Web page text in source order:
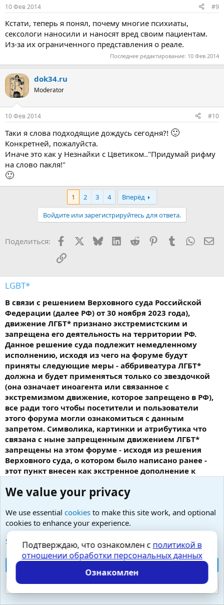
10 Фев 2014 #9
Кстати, теперь я понял, почему многие психиаты,
сексологи наносили и наносят вред своим пациентам.
Из-за их ограниченного представления о реале.
Последнее редактирование: 10 Фев 2014
dok34.ru
Moderator
10 Фев 2014 #10
Таки я слова подходящие дождусь сегодня?! 🙂
Конкретней, пожалуйста.
Иначе это как у Незнайки с Цветиком.."Придумай рифму
на слово пакля!"
🙂
1 2 3 4
Вперёд
Войдите или зарегистрируйтесь для ответа.
Поделиться: Facebook BlueskyLinkedIn
Reddit PinterestTumblr
Ссылка
LGBT*
В связи с решением Верховного суда Российской
Федерации (далее РФ) от 30 ноября 2023 года),
движение ЛГБТ* признано экстремистским и
запрещена его деятельность на территории РФ.
Данное решение суда подлежит немедленному
исполнению, исходя из чего на форуме будут
приняты следующие меры - аббривеатура ЛГБТ*
должна и будет применяться только со звездочкой
(она означает иноагента или связанное с
экстремизмом движение, которое запрещено в РФ),
все ради того чтобы посетители и пользователи
этого форума могли ознакомиться с данным
запретом. Символика, картинки и атрибутика что
связана с ныне запрещенным движением ЛГБТ*
запрещены на этом форуме - исходя из решения
Верховного суда, о котором было написано ранее -
этот пункт внесен как экстренное дополнение к
время.
Любые вопросы от Гостей - анонимно
Cookies
Russian (RU)
Условия и правила
Политика конфиденциальности
Помощь
S
S
Локализация отXenForo.Info
We value your privacy
We use essential cookies to make this site work, and optional
cookies to enhance your experience.
See further information and configure your preferences
Reject optional cookies
Подтверждаю, что ознакомлен с политикой в
отношении обработки персональных данных
Ознакомлен